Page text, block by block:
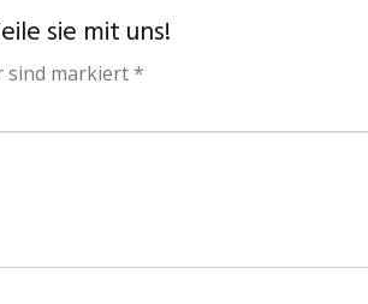
sie mit uns!
sind markiert *